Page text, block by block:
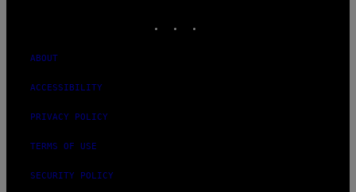
ABOUT
ACCESSIBILITY
PRIVACY POLICY
TERMS OF USE
SECURITY POLICY